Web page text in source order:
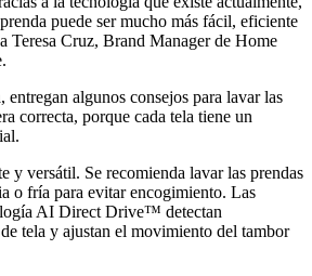
puede ser mucho más fácil, eficiente
Teresa Cruz, Brand Manager de Home
entregan algunos consejos para lavar las
correcta, porque cada tela tiene un
y versátil. Se recomienda lavar las prendas
o fría para evitar encogimiento. Las
AI Direct Drive™ detectan
tela y ajustan el movimiento del tambor